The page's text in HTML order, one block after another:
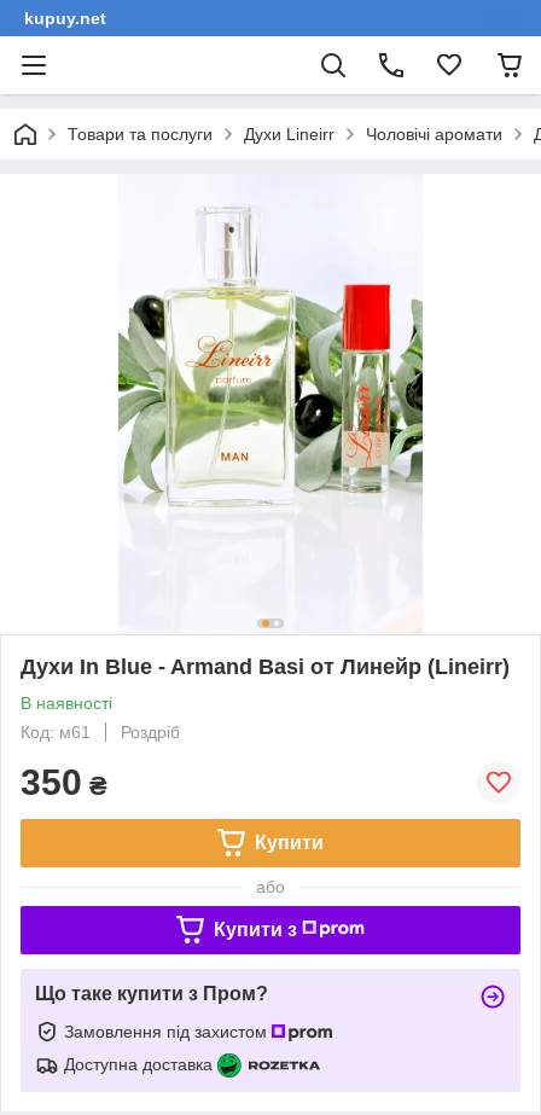
kupuy.net
Товари та послуги Духи Lineirr Чоловічі аромати
Духи In Blue - Armand Basi от Линейр (Lineirr)
В наявності
Код: м61
Роздріб
350 ₴
Купити
або
Купити з
Що таке купити з Пром?
Замовлення під захистом
Доступна доставка